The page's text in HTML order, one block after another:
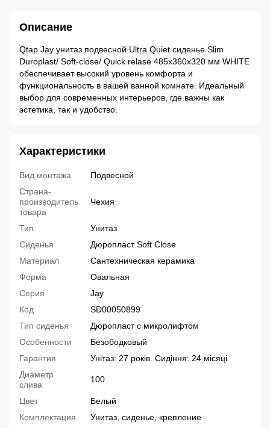
Описание
Qtap Jay унитаз подвесной Ultra Quiet сиденье Slim
Duroplast/ Soft-close/ Quick relase 485х360х320 мм WHITE
обеспечивает высокий уровень комфорта и
функциональность в вашей ванной комнате. Идеальный
выбор для современных интерьеров, где важны как
эстетика, так и удобство.
Характеристики
Вид монтажа
Подвесной
Страна-
производитель
товара
Чехия
Тип
Унитаз
Сиденья
Дюропласт Soft Close
Материал
Сантехническая керамика
Форма
Овальная
Серия
Jay
Код
SD00050899
Тип сиденья
Дюропласт с микролифтом
Особенности
Безободковый
Гарантия
Унітаз: 27 років. Сидіння: 24 місяці
Диаметр
слива
100
Цвет
Белый
Комплектация
Унитаз, сиденье, крепление